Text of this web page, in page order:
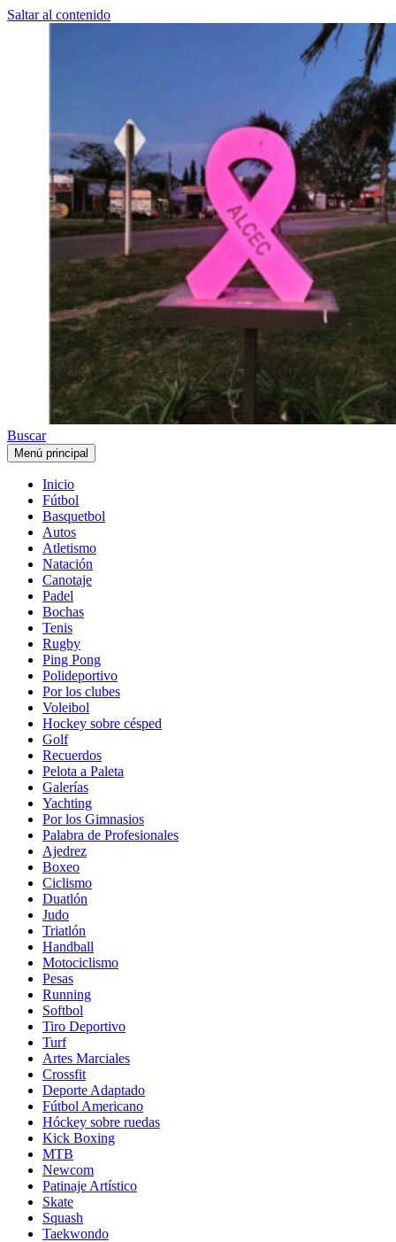
Saltar al contenido
Buscar
Menú principal
Inicio
Fútbol
Basquetbol
Autos
Atletismo
Natación
Canotaje
Padel
Bochas
Tenis
Rugby
Ping Pong
Polideportivo
Por los clubes
Voleibol
Hockey sobre césped
Golf
Recuerdos
Pelota a Paleta
Galerías
Yachting
Por los Gimnasios
Palabra de Profesionales
Ajedrez
Boxeo
Ciclismo
Duatlón
Judo
Triatlón
Handball
Motociclismo
Pesas
Running
Softbol
Tiro Deportivo
Turf
Artes Marciales
Crossfit
Deporte Adaptado
Fútbol Americano
Hóckey sobre ruedas
Kick Boxing
MTB
Newcom
Patinaje Artístico
Skate
Squash
Taekwondo